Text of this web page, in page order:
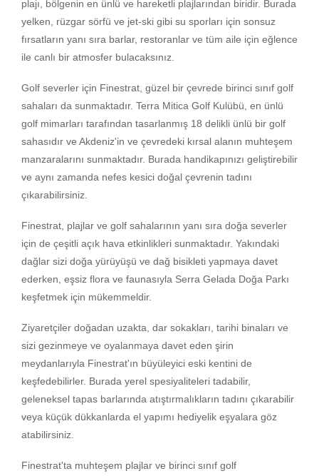
plajı, bölgenin en ünlü ve hareketli plajlarından biridir. Burada
yelken, rüzgar sörfü ve jet-ski gibi su sporları için sonsuz
fırsatların yanı sıra barlar, restoranlar ve tüm aile için eğlence
ile canlı bir atmosfer bulacaksınız.
Golf severler için Finestrat, güzel bir çevrede birinci sınıf golf
sahaları da sunmaktadır. Terra Mitica Golf Kulübü, en ünlü
golf mimarları tarafından tasarlanmış 18 delikli ünlü bir golf
sahasıdır ve Akdeniz'in ve çevredeki kırsal alanın muhteşem
manzaralarını sunmaktadır. Burada handikapınızı geliştirebilir
ve aynı zamanda nefes kesici doğal çevrenin tadını
çıkarabilirsiniz.
Finestrat, plajlar ve golf sahalarının yanı sıra doğa severler
için de çeşitli açık hava etkinlikleri sunmaktadır. Yakındaki
dağlar sizi doğa yürüyüşü ve dağ bisikleti yapmaya davet
ederken, eşsiz flora ve faunasıyla Serra Gelada Doğa Parkı
keşfetmek için mükemmeldir.
Ziyaretçiler doğadan uzakta, dar sokakları, tarihi binaları ve
sizi gezinmeye ve oyalanmaya davet eden şirin
meydanlarıyla Finestrat'ın büyüleyici eski kentini de
keşfedebilirler. Burada yerel spesiyaliteleri tadabilir,
geleneksel tapas barlarında atıştırmalıkların tadını çıkarabilir
veya küçük dükkanlarda el yapımı hediyelik eşyalara göz
atabilirsiniz.
Finestrat'ta muhteşem plajlar ve birinci sınıf golf